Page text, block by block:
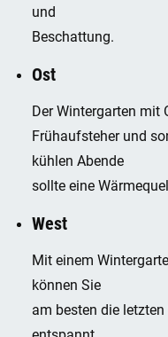
und
Beschattung.
Ost
Der Wintergarten
Frühaufsteher und
kühlen Abende
sollte eine
West
Mit einem
können Sie
am besten die